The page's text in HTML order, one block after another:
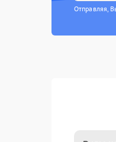
Отправляя,